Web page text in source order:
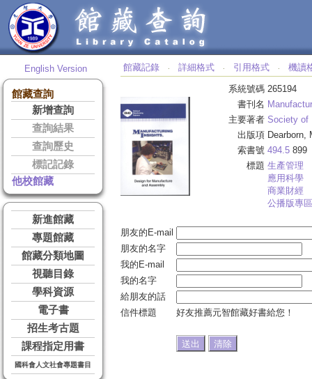
English Version
館藏查詢
新增查詢
查詢結果
查詢歷史
標記記錄
他校館藏
新進館藏
專題館藏
館藏分類地圖
視聽目錄
學科資源
電子書
招生考古題
課程指定用書
國科會人文社會專題書目
館藏記錄 ‧ 詳細格式 ‧ 引用格式 ‧ 機讀
系統號碼 265194
書刊名
主要著者 Society of
出版項 Dearborn,
索書號 494.5 899
標題 生產管理
應用科學
商業財經
公播版專區
朋友的E-mail
朋友的名字
我的E-mail
我的名字
給朋友的話
信件標題
好友推薦元智館藏好書給您！